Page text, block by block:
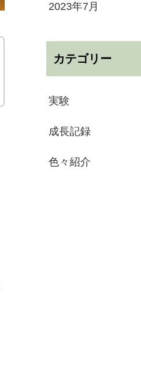
2023年7月
カテゴリー
実験
成長記録
色々紹介